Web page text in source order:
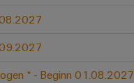
* - Beginn 01.08.2027